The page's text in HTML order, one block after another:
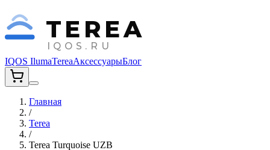
TEREA
IQOS.RU
IQOS IlumaTereaАксессуарыБлог
Главная
/
Terea
/
Terea Turquoise UZB